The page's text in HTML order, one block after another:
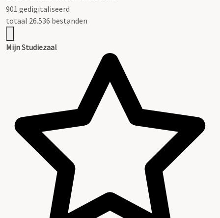
901 gedigitaliseerd
totaal 26.536 bestanden
Mijn Studiezaal